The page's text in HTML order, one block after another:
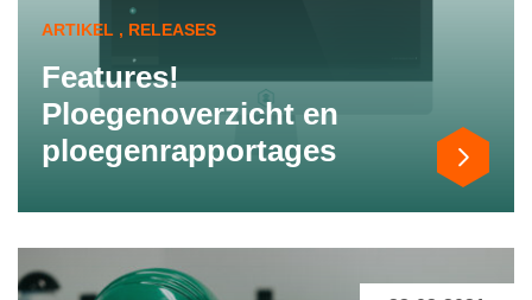
ARTIKEL , RELEASES
Features!
Ploegenoverzicht en
ploegenrapportages